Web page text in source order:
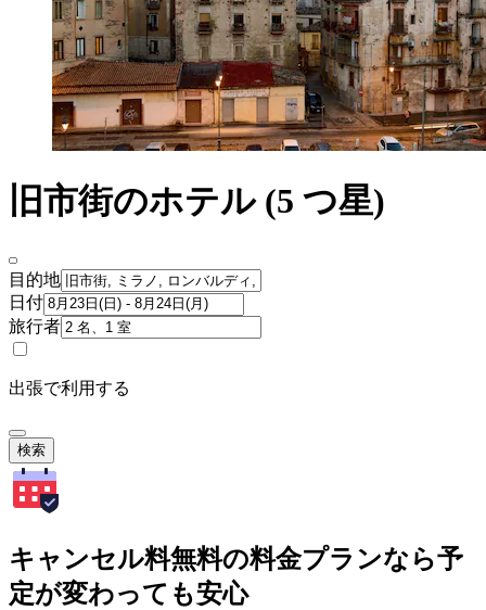
旧市街のホテル (5 つ星)
目的地
日付
旅行者
出張で利用する
検索
キャンセル料無料の料金プランなら予
定が変わっても安心